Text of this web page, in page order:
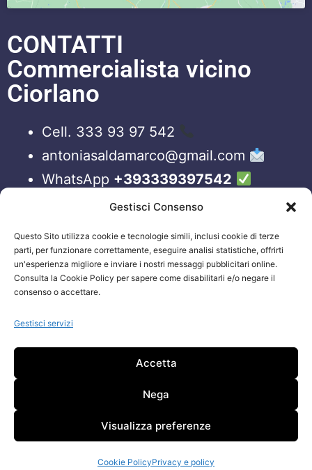
Gestisci Consenso
Questo Sito utilizza cookie e tecnologie simili, inclusi cookie di terze
parti, per funzionare correttamente, eseguire analisi statistiche, offrirti
un'esperienza migliore e inviare i nostri messaggi pubblicitari online.
Consulta la Cookie Policy per sapere come disabilitarli e/o negare il
consenso o accettare.
Gestisci servizi
Accetta
Nega
Visualizza preferenze
Cookie PolicyPrivacy e policy
CONTATTI
Commercialista vicino
Ciorlano
Cell. 333 93 97 542
antoniasaldamarco@gmail.com
WhatsApp +393339397542
ORARI APERTURA UFFICI
Lun-Ven 09:00 – 19:00
Siamo sempre attivi e online sui nostri social.
Non esiti a contattarci, anche fuori gli orari
sopraelencati via email.
Attenzione: Si riceve solo su appuntamento.